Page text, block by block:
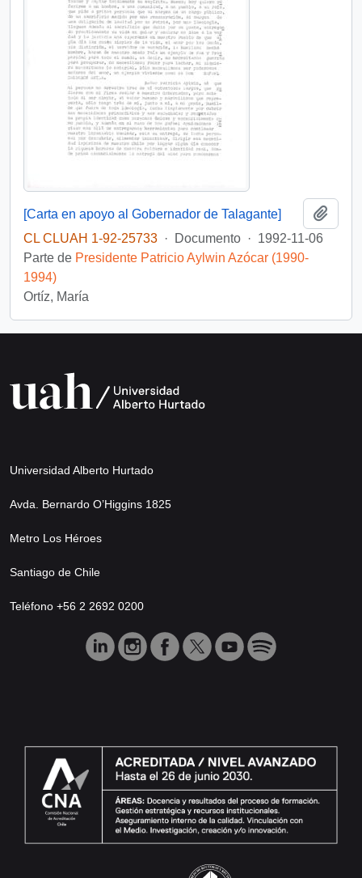
[Carta en apoyo al Gobernador de Talagante]
CL CLUAH 1-92-25733 · Documento · 1992-11-06
Parte de Presidente Patricio Aylwin Azócar (1990-
1994)
Ortíz, María
Universidad Alberto Hurtado
Avda. Bernardo O’Higgins 1825
Metro Los Héroes
Santiago de Chile
Teléfono +56 2 2692 0200